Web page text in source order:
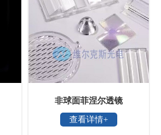
非球面菲涅尔透镜
查看详情+